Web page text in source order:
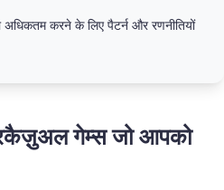
करने के लिए पैटर्न और रणनीतियों
गेम्स जो आपको